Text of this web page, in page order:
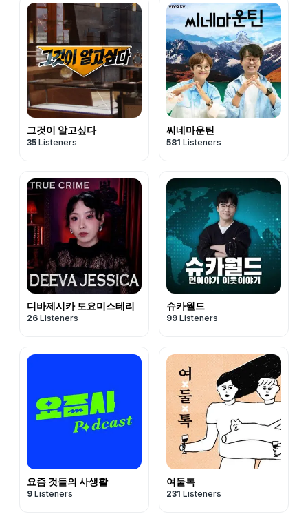
그것이 알고싶다
35 Listeners
씨네마운틴
581 Listeners
디바제시카 토요미스테리
26 Listeners
슈카월드
99 Listeners
요즘 것들의 사생활
9 Listeners
여둘톡
231 Listeners